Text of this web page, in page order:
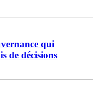
qui
de décisions